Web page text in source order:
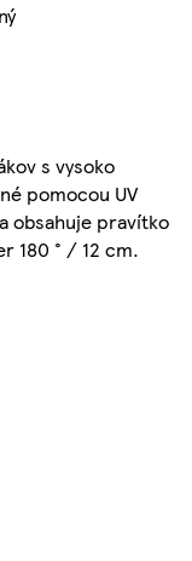
s vysoko
pomocou UV
obsahuje pravítko
180 ° / 12 cm.